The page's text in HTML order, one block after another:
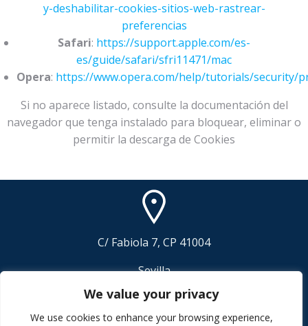
We value your privacy
We use cookies to enhance your browsing experience,
y-deshabilitar-cookies-sitios-web-rastrear-
preferencias
Safari: https://support.apple.com/es-
es/guide/safari/sfri11471/mac
Opera: https://www.opera.com/help/tutorials/security/
Si no aparece listado, consulte la documentación del
navegador que tenga instalado para bloquear, eliminar o
permitir la descarga de Cookies
C/ Fabiola 7, CP 41004
Sevilla
© 2026 Real de Plata SL